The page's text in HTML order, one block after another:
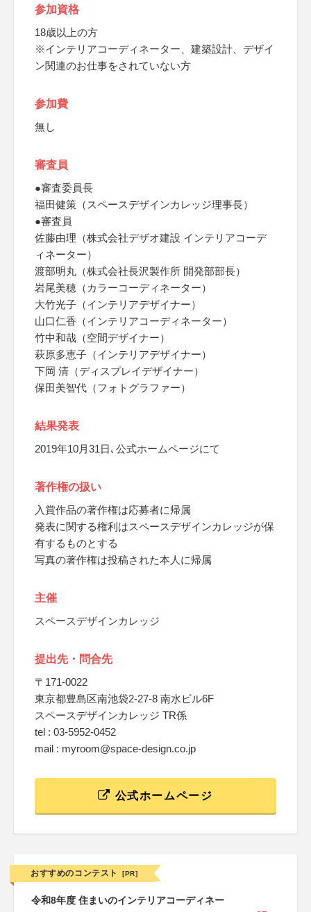
参加資格
18歳以上の方
※インテリアコーディネーター、建築設計、デザイ
ン関連のお仕事をされていない方
参加費
無し
審査員
●審査委員長
福田健策（スペースデザインカレッジ理事長）
●審査員
佐藤由理（株式会社デザオ建設 インテリアコーデ
ィネーター）
渡部明丸（株式会社長沢製作所 開発部部長）
岩尾美穂（カラーコーディネーター）
大竹光子（インテリアデザイナー）
山口仁香（インテリアコーディネーター）
竹中和哉（空間デザイナー）
萩原多恵子（インテリアデザイナー）
下岡 清（ディスプレイデザイナー）
保田美智代（フォトグラファー）
結果発表
2019年10月31日､公式ホームページにて
著作権の扱い
入賞作品の著作権は応募者に帰属
発表に関する権利はスペースデザインカレッジが保
有するものとする
写真の著作権は投稿された本人に帰属
主催
スペースデザインカレッジ
提出先・問合先
〒171-0022
東京都豊島区南池袋2-27-8 南水ビル6F
スペースデザインカレッジ TR係
tel : 03-5952-0452
mail : myroom@space-design.co.jp
公式ホームページ
おすすめのコンテスト [PR]
令和8年度 住まいのインテリアコーディネー